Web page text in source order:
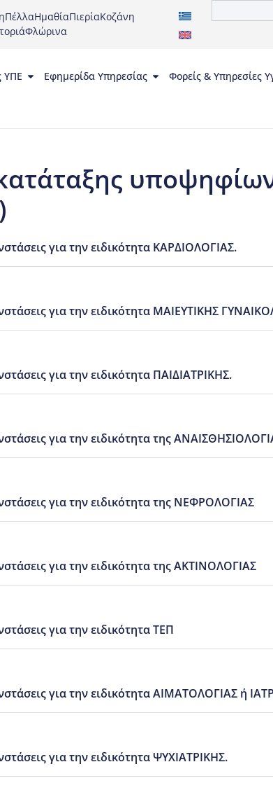
ΠέλλαΗμαθίαΠιερίαΚοζάνη
Φλώρινα
ΥΠΕ Εφημερίδα Υπηρεσίας Φορείς & Υπηρεσίες
για την ειδικότητα ΚΑΡΔΙΟΛΟΓΙΑΣ.
για την ειδικότητα ΜΑΙΕΥΤΙΚΗΣ
για την ειδικότητα ΠΑΙΔΙΑΤΡΙΚΗΣ.
για την ειδικότητα της
για την ειδικότητα της ΝΕΦΡΟΛΟΓΙΑΣ
για την ειδικότητα της ΑΚΤΙΝΟΛΟΓΙΑΣ
για την ειδικότητα ΤΕΠ
για την ειδικότητα ΑΙΜΑΤΟΛΟΓΙΑΣ ή
για την ειδικότητα ΨΥΧΙΑΤΡΙΚΗΣ.